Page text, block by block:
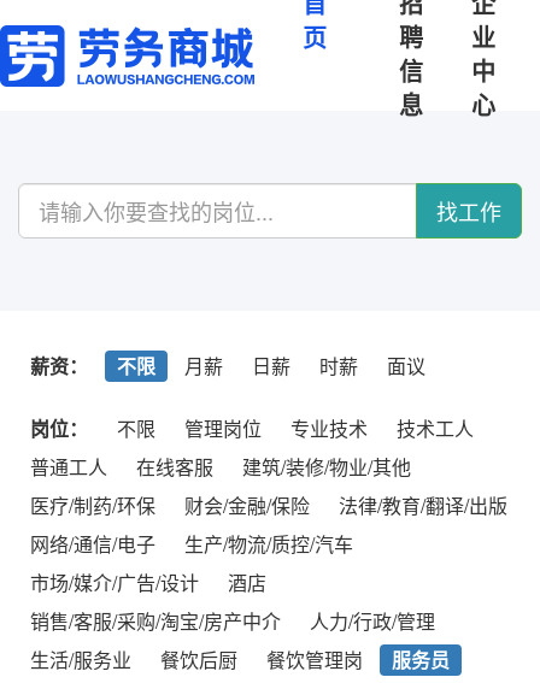
页
聘
信
息
业
中
心
找工作
薪资： 不限 月薪 日薪 时薪 面议
岗位： 不限 管理岗位 专业技术
技术工人
普通工人
在线客服
建筑/装修/物业/其他
医疗/制药/环保
财会/金融/保险
法律/教育/翻译/出版
网络/通信/电子
生产/物流/质控/汽车
市场/媒介/广告/设计
酒店
销售/客服/采购/淘宝/房产中介
人力/行政/管理
生活/服务业
餐饮后厨 餐饮管理岗
服务员